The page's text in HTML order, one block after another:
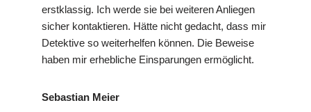
erstklassig. Ich werde sie bei weiteren Anliegen
sicher kontaktieren. Hätte nicht gedacht, dass mir
Detektive so weiterhelfen können. Die Beweise
haben mir erhebliche Einsparungen ermöglicht.
Sebastian Meier